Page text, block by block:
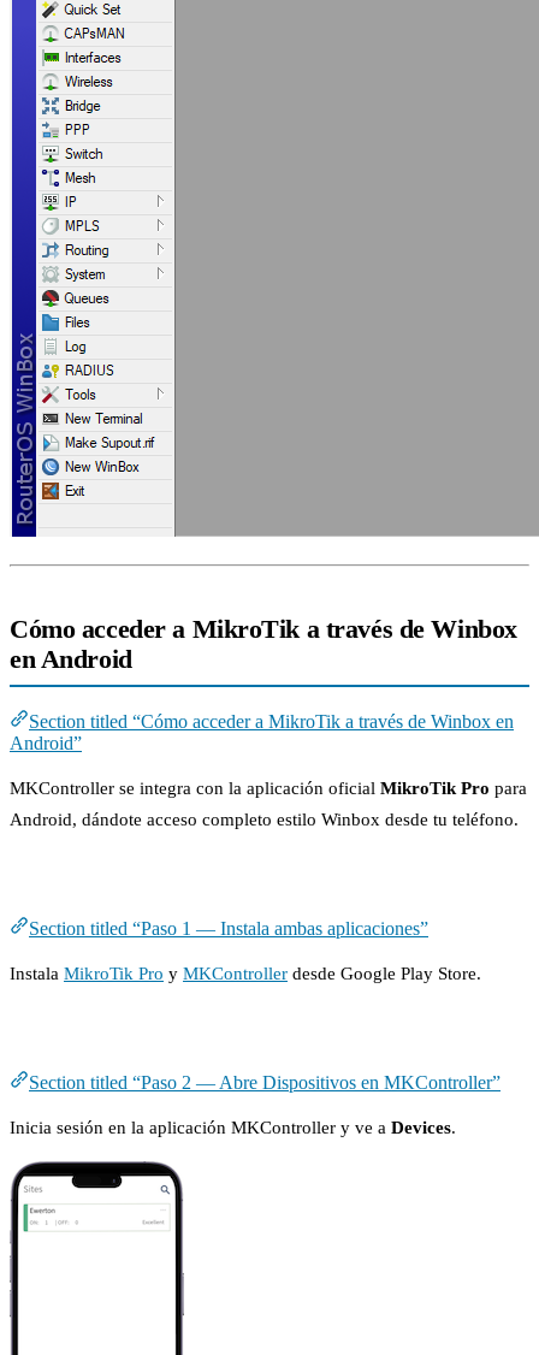
Cómo acceder a MikroTik a través de Winbox
en Android
Section titled “Cómo acceder a MikroTik a través de Winbox en
Android”
MKController se integra con la aplicación oficial MikroTik Pro para
Android, dándote acceso completo estilo Winbox desde tu teléfono.
Section titled “Paso 1 — Instala ambas aplicaciones”
Instala MikroTik Pro y MKController desde Google Play Store.
Section titled “Paso 2 — Abre Dispositivos en MKController”
Inicia sesión en la aplicación MKController y ve a Devices.